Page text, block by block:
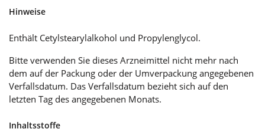
Hinweise
Enthält Cetylstearylalkohol und Propylenglycol.
Bitte verwenden Sie dieses Arzneimittel nicht mehr nach
dem auf der Packung oder der Umverpackung angegebenen
Verfallsdatum. Das Verfallsdatum bezieht sich auf den
letzten Tag des angegebenen Monats.
Inhaltsstoffe